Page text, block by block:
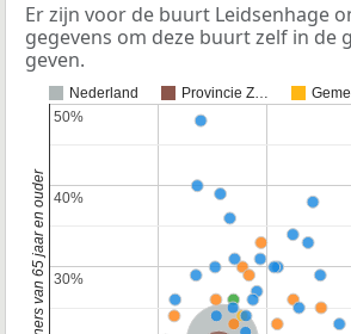
Er zijn voor de buurt Leidsenhage
gegevens om deze buurt zelf in de
geven.
Nederland Provincie Z…
30%
30%
40%
40%
50%
50%